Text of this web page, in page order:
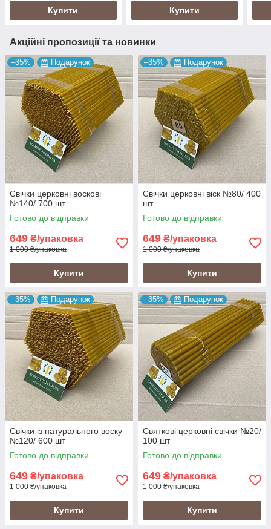
Купити Купити
Акційні пропозиції та новинки
–35% Подарунок
Свічки церковні воскові
№140/ 700 шт
Готово до відправки
649 ₴/упаковка
1 000 ₴/упаковка
Купити
–35% Подарунок
Свічки церковні віск №80/ 400
шт
Готово до відправки
649 ₴/упаковка
1 000 ₴/упаковка
Купити
–35% Подарунок
Свічки із натурального воску
№120/ 600 шт
Готово до відправки
649 ₴/упаковка
1 000 ₴/упаковка
Купити
–35% Подарунок
Святкові церковні свічки №20/
100 шт
Готово до відправки
649 ₴/упаковка
1 000 ₴/упаковка
Купити